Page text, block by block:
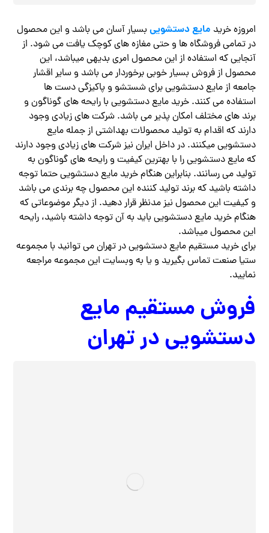
امروزه خرید مایع دستشویی بسیار آسان می باشد و این محصول
در تمامی فروشگاه ها و حتی مغازه های کوچک یافت می شود. از
آنجایی که استفاده از این محصول امری بدیهی میباشد، این
محصول از فروش بسیار خوبی برخوردار می باشد و سایر اقشار
جامعه از مایع دستشویی برای شستشو و پاکیزگی دست ها
استفاده می کنند. خرید مایع دستشویی با رایحه های گوناگون و
برند های مختلف امکان پذیر می باشد. شرکت های زیادی وجود
دارند که اقدام به تولید محصولات بهداشتی از جمله مایع
دستشویی میکنند. در داخل ایران نیز شرکت‌ های زیادی وجود دارند
که مایع دستشویی را با بهترین کیفیت و رایحه های گوناگون به
تولید می رسانند. بنابراین هنگام خرید مایع دستشویی حتما توجه
داشته باشید که برند تولید کننده این محصول چه برندی می باشد
و کیفیت این محصول نیز مدنظر قرار دهید. از دیگر موضوعاتی که
هنگام خرید مایع دستشویی باید به آن توجه داشته باشید، رایحه
این محصول میباشد.
برای خرید مستقیم مایع دستشویی در تهران می توانید با مجموعه
ستیا صنعت تماس بگیرید و یا به وبسایت این مجموعه مراجعه
نمایید.
فروش مستقیم مایع
دستشویی در تهران